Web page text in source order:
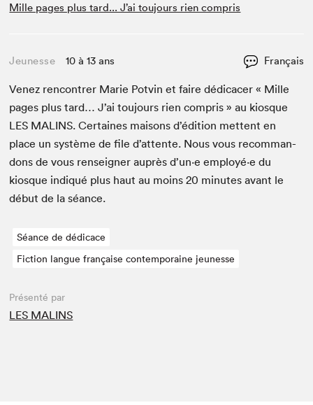
Mille pages plus tard... J’ai toujours rien compris
Jeunesse 10 à 13 ans Français
Venez ren­con­tr­er Marie Potvin et faire dédi­cac­er « Mille
pages plus tard… J’ai tou­jours rien com­pris » au kiosque
LES MALINS. Cer­taines maisons d’édi­tion met­tent en
place un sys­tème de file d’at­tente. Nous vous recom­man­
dons de vous ren­seign­er auprès d’un·e employé·e du
kiosque indiqué plus haut au moins20 min­utes avant le
début de la séance.
Séance de dédicace
Fiction langue française contemporaine jeunesse
Présenté par
LES MALINS